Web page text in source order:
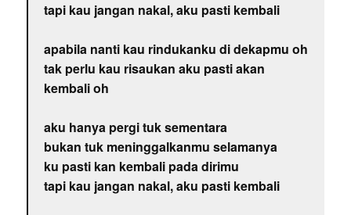
tapi kau jangan nakal, aku pasti kembali
apabila nanti kau rindukanku di dekapmu oh
tak perlu kau risaukan aku pasti akan
kembali oh
aku hanya pergi tuk sementara
bukan tuk meninggalkanmu selamanya
ku pasti kan kembali pada dirimu
tapi kau jangan nakal, aku pasti kembali